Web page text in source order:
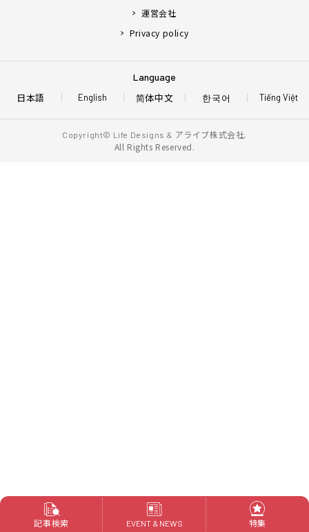
運営会社
Privacy policy
Language
日本語 English Tiếng Việt
简体中文 한국어
Copyright© Life Designs & アライブ株式会社.
All Rights Reserved.
記事検索 EVENT & NEWS 特集